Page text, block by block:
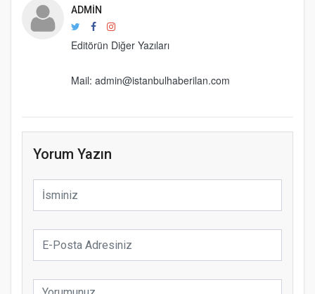
ADMIN
Editörün Diğer Yazıları
Mail: admin@istanbulhaberilan.com
Yorum Yazın